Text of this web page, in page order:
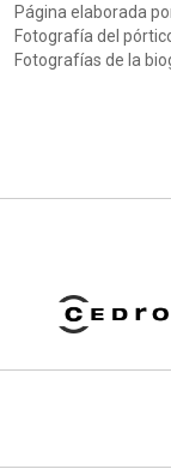
Página elaborada
Fotografía del
Fotografías de la